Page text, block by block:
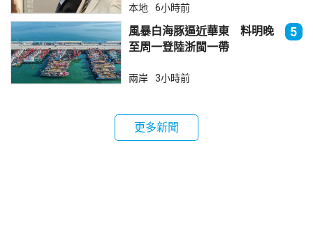
本地 6小時前
風暴白海豚逼近華東 料明晚
至周一登陸浙閩一帶
5
兩岸 3小時前
更多新聞